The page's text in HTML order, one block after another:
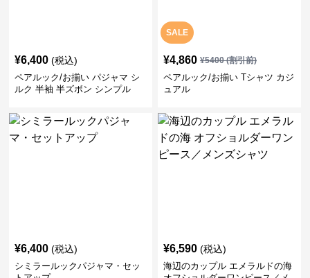
¥6,400 (税込)
ペアルック/お揃い パジャマ シ
ルク 半袖 半ズボン シンプル
SALE
¥4,860 ¥5400(割引前)
ペアルック/お揃い Tシャツ カジ
ュアル
¥6,400 (税込)
シミラールックパジャマ・セッ
¥6,590 (税込)
海辺のカップル エメラルドの海